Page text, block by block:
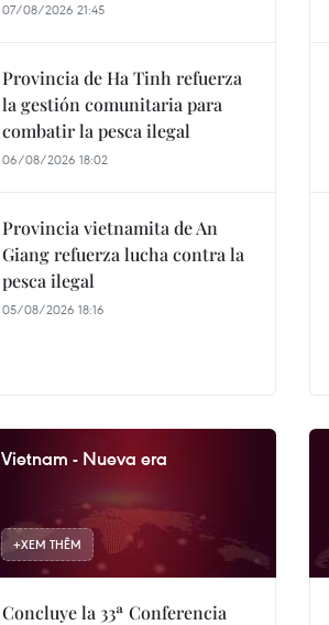
07/08/2026 21:45
Provincia de Ha Tinh refuerza
la gestión comunitaria para
combatir la pesca ilegal
06/08/2026 18:02
Provincia vietnamita de An
Giang refuerza lucha contra la
pesca ilegal
05/08/2026 18:16
Vietnam - Nueva era
+XEM THÊM
Concluye la 33ª Conferencia